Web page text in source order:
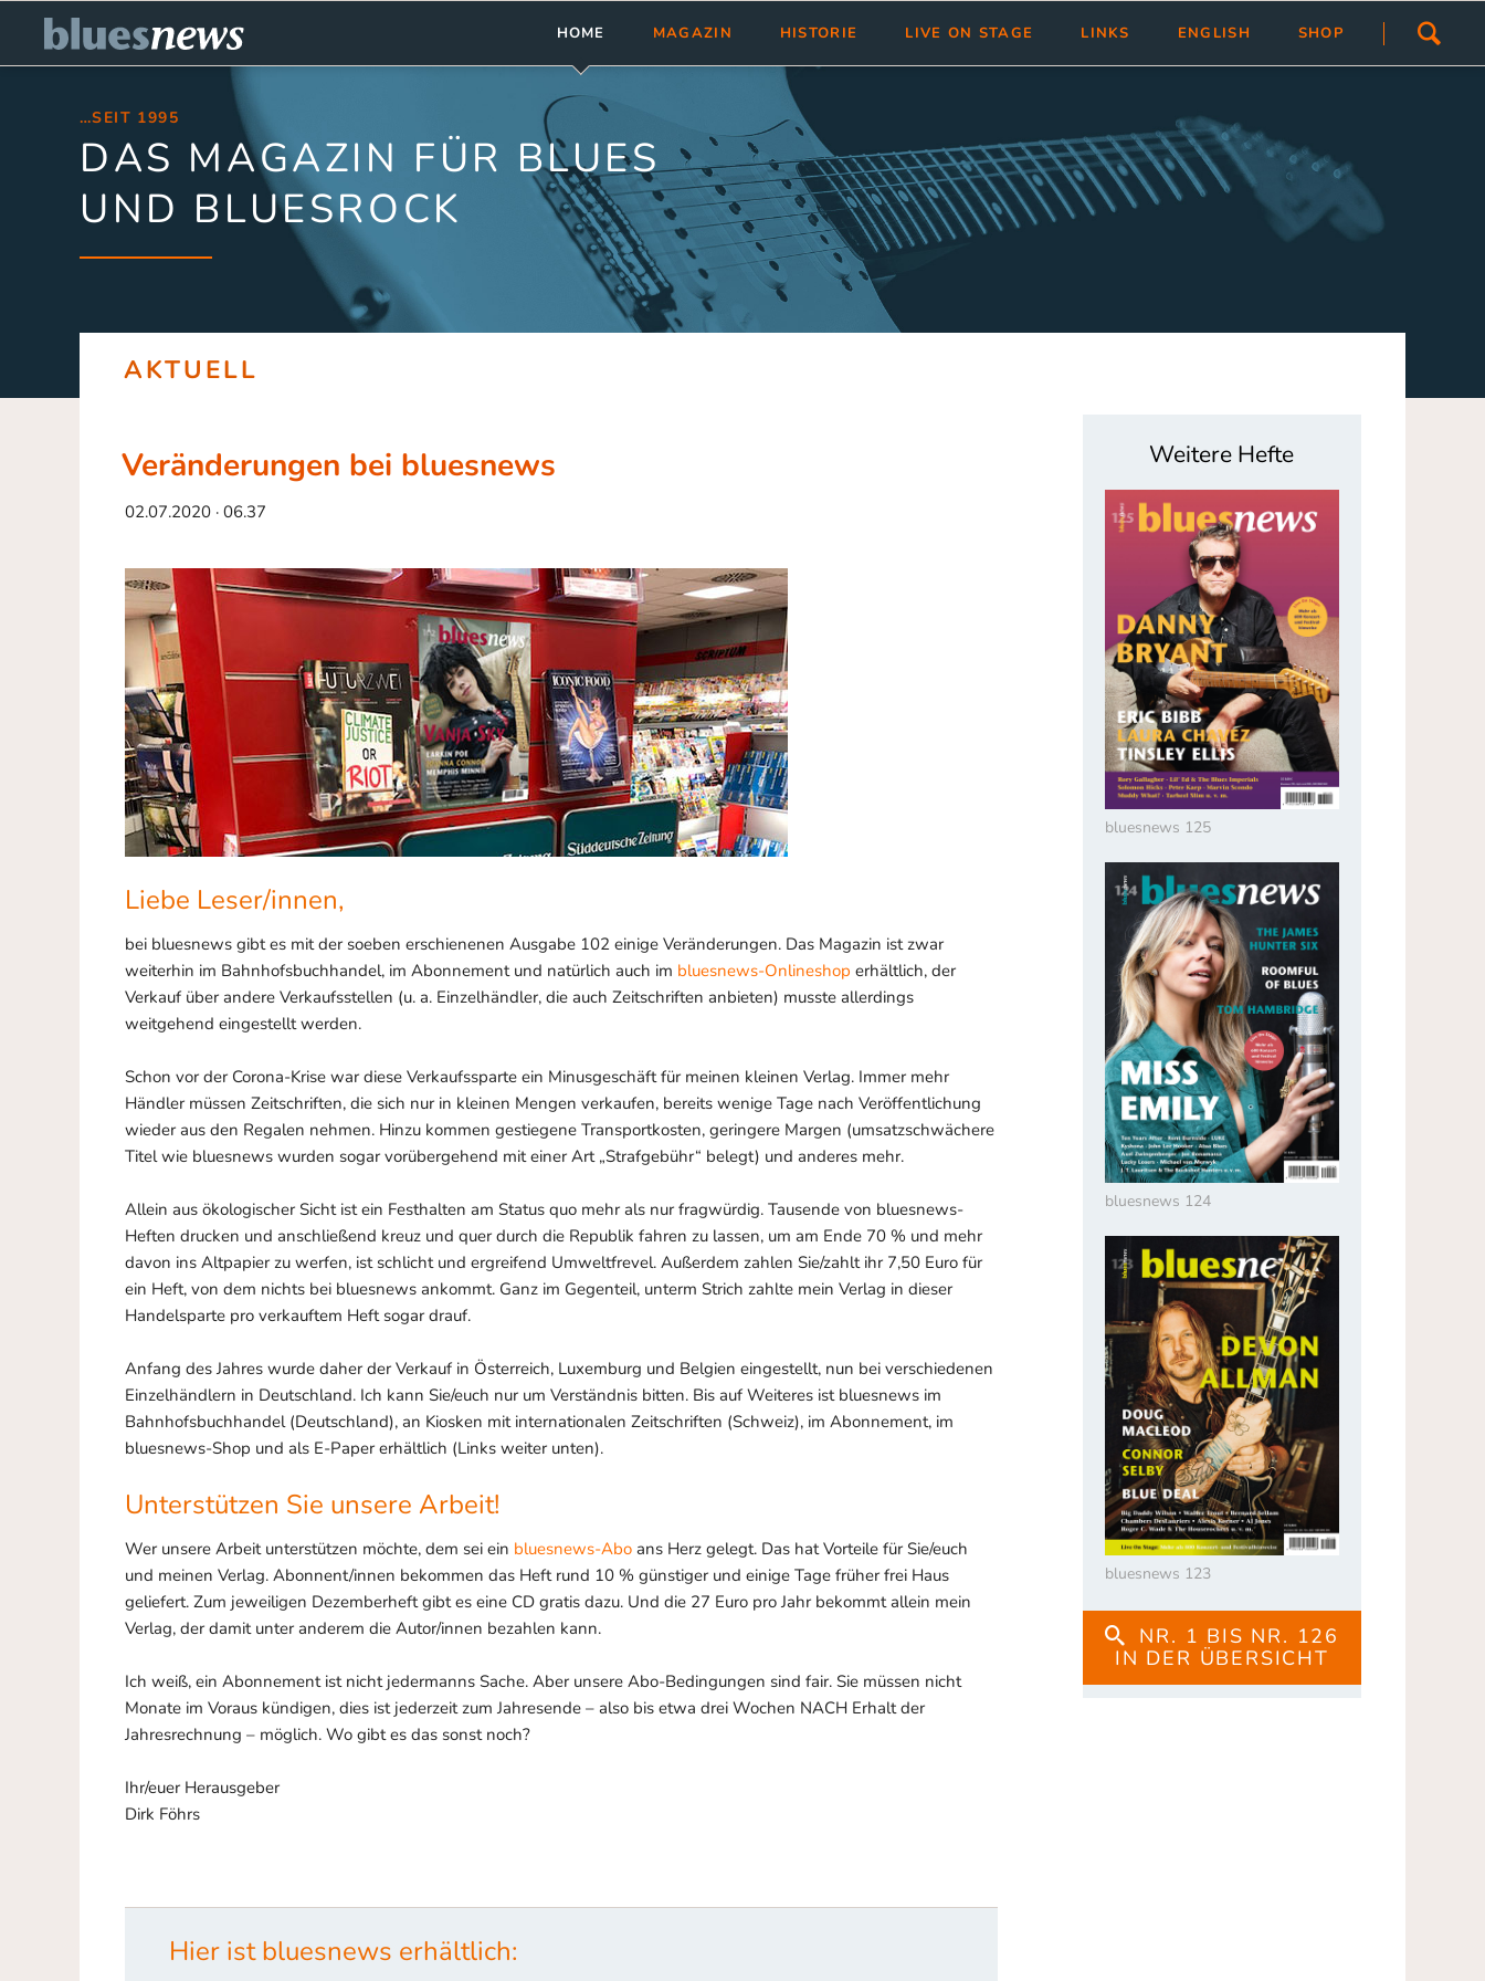
überspringen
HOME MAGAZIN
Aktuelle Ausgabe
bluesnews ab Nr. 101
bluesnews Nr. 51 - 100
bluesnews Nr. 01 - 50
Leserservice
HISTORIE
bluesnews-Magazin
bluesnews Collection
bluesnewsletter
Blues Guide Germany
LIVE ON STAGE
Termine eintragen
LINKS
Link hinzfügen/ändern
ENGLISH SHOP
…SEIT 1995
DAS MAGAZIN FÜR BLUES
UND BLUESROCK
AKTUELL
Veränderungen bei bluesnews
02.07.2020 · 06.37
Liebe Leser/innen,
bei bluesnews gibt es mit der soeben erschienenen Ausgabe 102 einige Veränderungen. Das Magazin ist zwar
weiterhin im Bahnhofsbuchhandel, im Abonnement und natürlich auch im bluesnews-Onlineshop erhältlich, der
Verkauf über andere Verkaufsstellen (u. a. Einzelhändler, die auch Zeitschriften anbieten) musste allerdings
weitgehend eingestellt werden.
Schon vor der Corona-Krise war diese Verkaufssparte ein Minusgeschäft für meinen kleinen Verlag. Immer mehr
Händler müssen Zeitschriften, die sich nur in kleinen Mengen verkaufen, bereits wenige Tage nach Veröffentlichung
wieder aus den Regalen nehmen. Hinzu kommen gestiegene Transportkosten, geringere Margen (umsatzschwächere
Titel wie bluesnews wurden sogar vorübergehend mit einer Art „Strafgebühr“ belegt) und anderes mehr.
Allein aus ökologischer Sicht ist ein Festhalten am Status quo mehr als nur fragwürdig. Tausende von bluesnews-
Heften drucken und anschließend kreuz und quer durch die Republik fahren zu lassen, um am Ende 70 % und mehr
davon ins Altpapier zu werfen, ist schlicht und ergreifend Umweltfrevel. Außerdem zahlen Sie/zahlt ihr 7,50 Euro für
ein Heft, von dem nichts bei bluesnews ankommt. Ganz im Gegenteil, unterm Strich zahlte mein Verlag in dieser
Handelsparte pro verkauftem Heft sogar drauf.
Anfang des Jahres wurde daher der Verkauf in Österreich, Luxemburg und Belgien eingestellt, nun bei verschiedenen
Einzelhändlern in Deutschland. Ich kann Sie/euch nur um Verständnis bitten. Bis auf Weiteres ist bluesnews im
Bahnhofsbuchhandel (Deutschland), an Kiosken mit internationalen Zeitschriften (Schweiz), im Abonnement, im
bluesnews-Shop und als E-Paper erhältlich (Links weiter unten).
Unterstützen Sie unsere Arbeit!
Wer unsere Arbeit unterstützen möchte, dem sei ein bluesnews-Abo ans Herz gelegt. Das hat Vorteile für Sie/euch
und meinen Verlag. Abonnent/innen bekommen das Heft rund 10 % günstiger und einige Tage früher frei Haus
geliefert. Zum jeweiligen Dezemberheft gibt es eine CD gratis dazu. Und die 27 Euro pro Jahr bekommt allein mein
Verlag, der damit unter anderem die Autor/innen bezahlen kann.
Ich weiß, ein Abonnement ist nicht jedermanns Sache. Aber unsere Abo-Bedingungen sind fair. Sie müssen nicht
Monate im Voraus kündigen, dies ist jederzeit zum Jahresende – also bis etwa drei Wochen NACH Erhalt der
Jahresrechnung – möglich. Wo gibt es das sonst noch?
Ihr/euer Herausgeber
Dirk Föhrs
Hier ist bluesnews erhältlich:
Weitere Hefte
bluesnews 125
bluesnews 124
bluesnews 123
NR. 1 BIS NR. 126
IN DER ÜBERSICHT